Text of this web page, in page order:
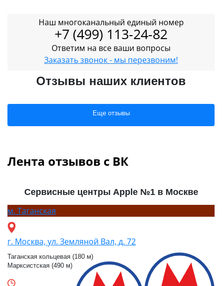
Наш многоканальный единый номер
+7 (499) 113-24-82
Ответим на все ваши вопросы
Заказать звонок - мы перезвоним!
Отзывы наших клиентов
Еще отзывы
Лента отзывов с ВК
Сервисные центры Apple №1 в Москве
м. Таганская
г. Москва, ул. Земляной Вал, д. 72
Таганская кольцевая (180 м)
Марксистская (490 м)